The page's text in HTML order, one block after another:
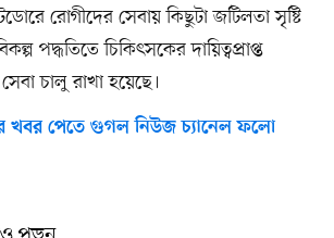
রোগীদের সেবায় কিছুটা জটিলতা সৃষ্টি
পদ্ধতিতে চিকিৎসকের দায়িত্বপ্রাপ্ত
চালু রাখা হয়েছে।
খবর পেতে গুগল নিউজ চ্যানেল ফলো